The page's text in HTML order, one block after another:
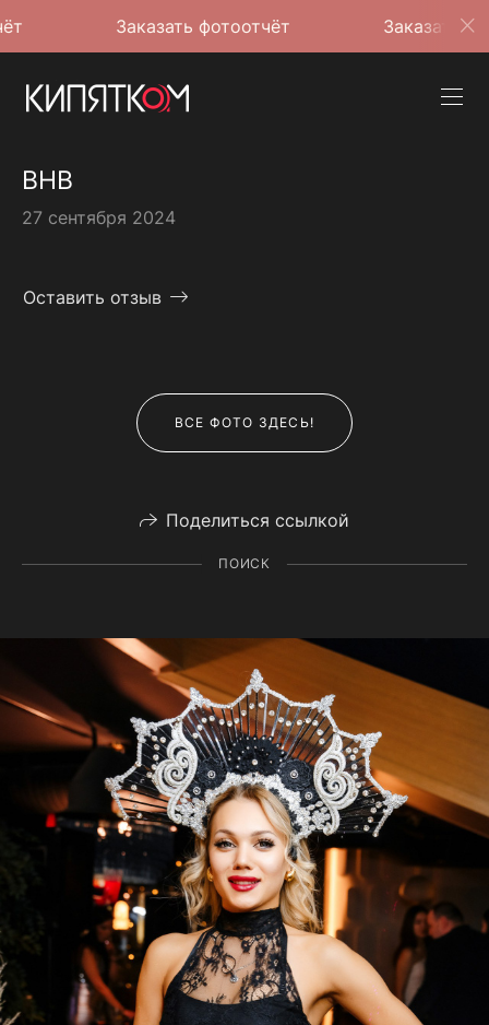
Заказать фотоотчёт Заказать фотоотчёт
BHB
27 сентября 2024
Оставить отзыв
ВСЕ ФОТО ЗДЕСЬ!
Поделиться ссылкой
ПОИСК